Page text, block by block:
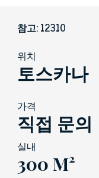
참고: 12310
위치
토스카나
가격
직접 문의
실내
300 M²